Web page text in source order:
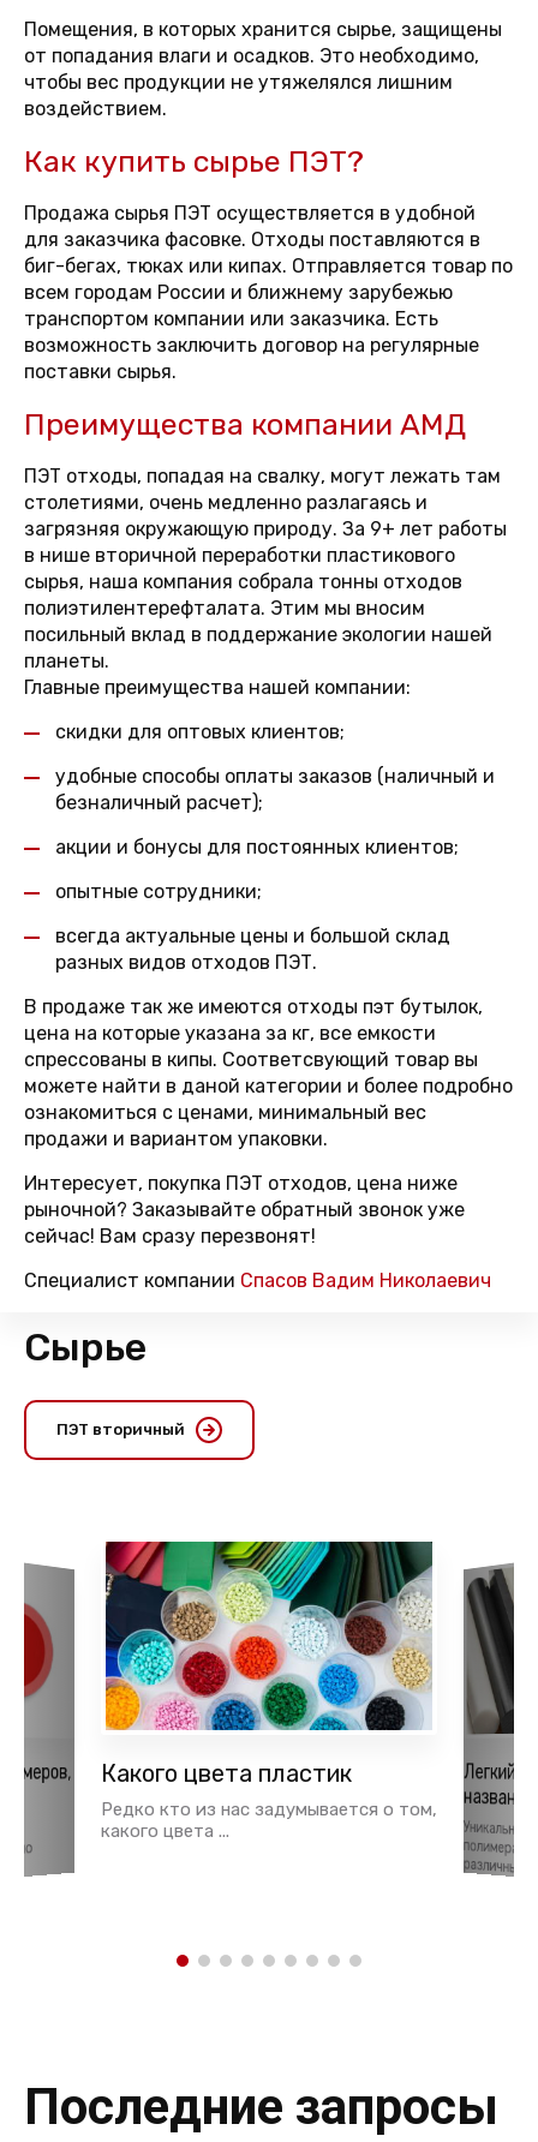
Помещения, в которых хранится сырье, защищены
от попадания влаги и осадков. Это необходимо,
чтобы вес продукции не утяжелялся лишним
воздействием.
Как купить сырье ПЭТ?
Продажа сырья ПЭТ осуществляется в удобной
для заказчика фасовке. Отходы поставляются в
биг-бегах, тюках или кипах. Отправляется товар по
всем городам России и ближнему зарубежью
транспортом компании или заказчика. Есть
возможность заключить договор на регулярные
поставки сырья.
Преимущества компании АМД
ПЭТ отходы, попадая на свалку, могут лежать там
столетиями, очень медленно разлагаясь и
загрязняя окружающую природу. За 9+ лет работы
в нише вторичной переработки пластикового
сырья, наша компания собрала тонны отходов
полиэтилентерефталата. Этим мы вносим
посильный вклад в поддержание экологии нашей
планеты.
Главные преимущества нашей компании:
скидки для оптовых клиентов;
удобные способы оплаты заказов (наличный и
безналичный расчет);
акции и бонусы для постоянных клиентов;
опытные сотрудники;
всегда актуальные цены и большой склад
разных видов отходов ПЭТ.
В продаже так же имеются отходы пэт бутылок,
цена на которые указана за кг, все емкости
спрессованы в кипы. Соответсвующий товар вы
можете найти в даной категории и более подробно
ознакомиться с ценами, минимальный вес
продажи и вариантом упаковки.
Интересует, покупка ПЭТ отходов, цена ниже
рыночной? Заказывайте обратный звонок уже
сейчас! Вам сразу перезвонят!
Специалист компании Спасов Вадим Николаевич
Сырье
ПЭТ вторичный
Какого цвета пластик
Редко кто из нас задумывается о том,
какого цвета ...
Легкий
названия
различных
Последние запросы